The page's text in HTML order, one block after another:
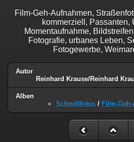
Film-Geh-Aufnahmen,
kommerziell, Passanten,
Momentaufnahme,
Fotografie, urbanes Leben,
Fotogewerbe,
Autor
Reinhard Krause/Reinhard
Alben
Schnellfotos / Film-